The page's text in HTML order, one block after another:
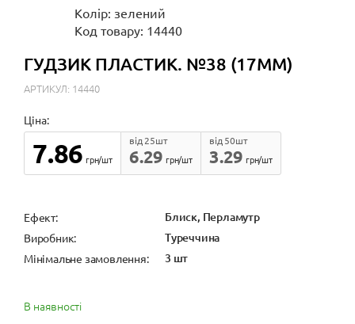
Колір: зелений
Код товару: 14440
ГУДЗИК ПЛАСТИК. №38 (17ММ)
АРТИКУЛ: 14440
Ціна:
7.86 грн/шт 6.29
від 25шт
грн/шт
3.29
від 50шт
грн/шт
Ефект: Блиск, Перламутр
Виробник: Туреччина
Мінімальне замовлення: 3 шт
В наявності